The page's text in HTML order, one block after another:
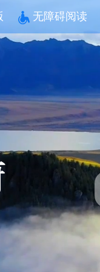
无障碍阅读